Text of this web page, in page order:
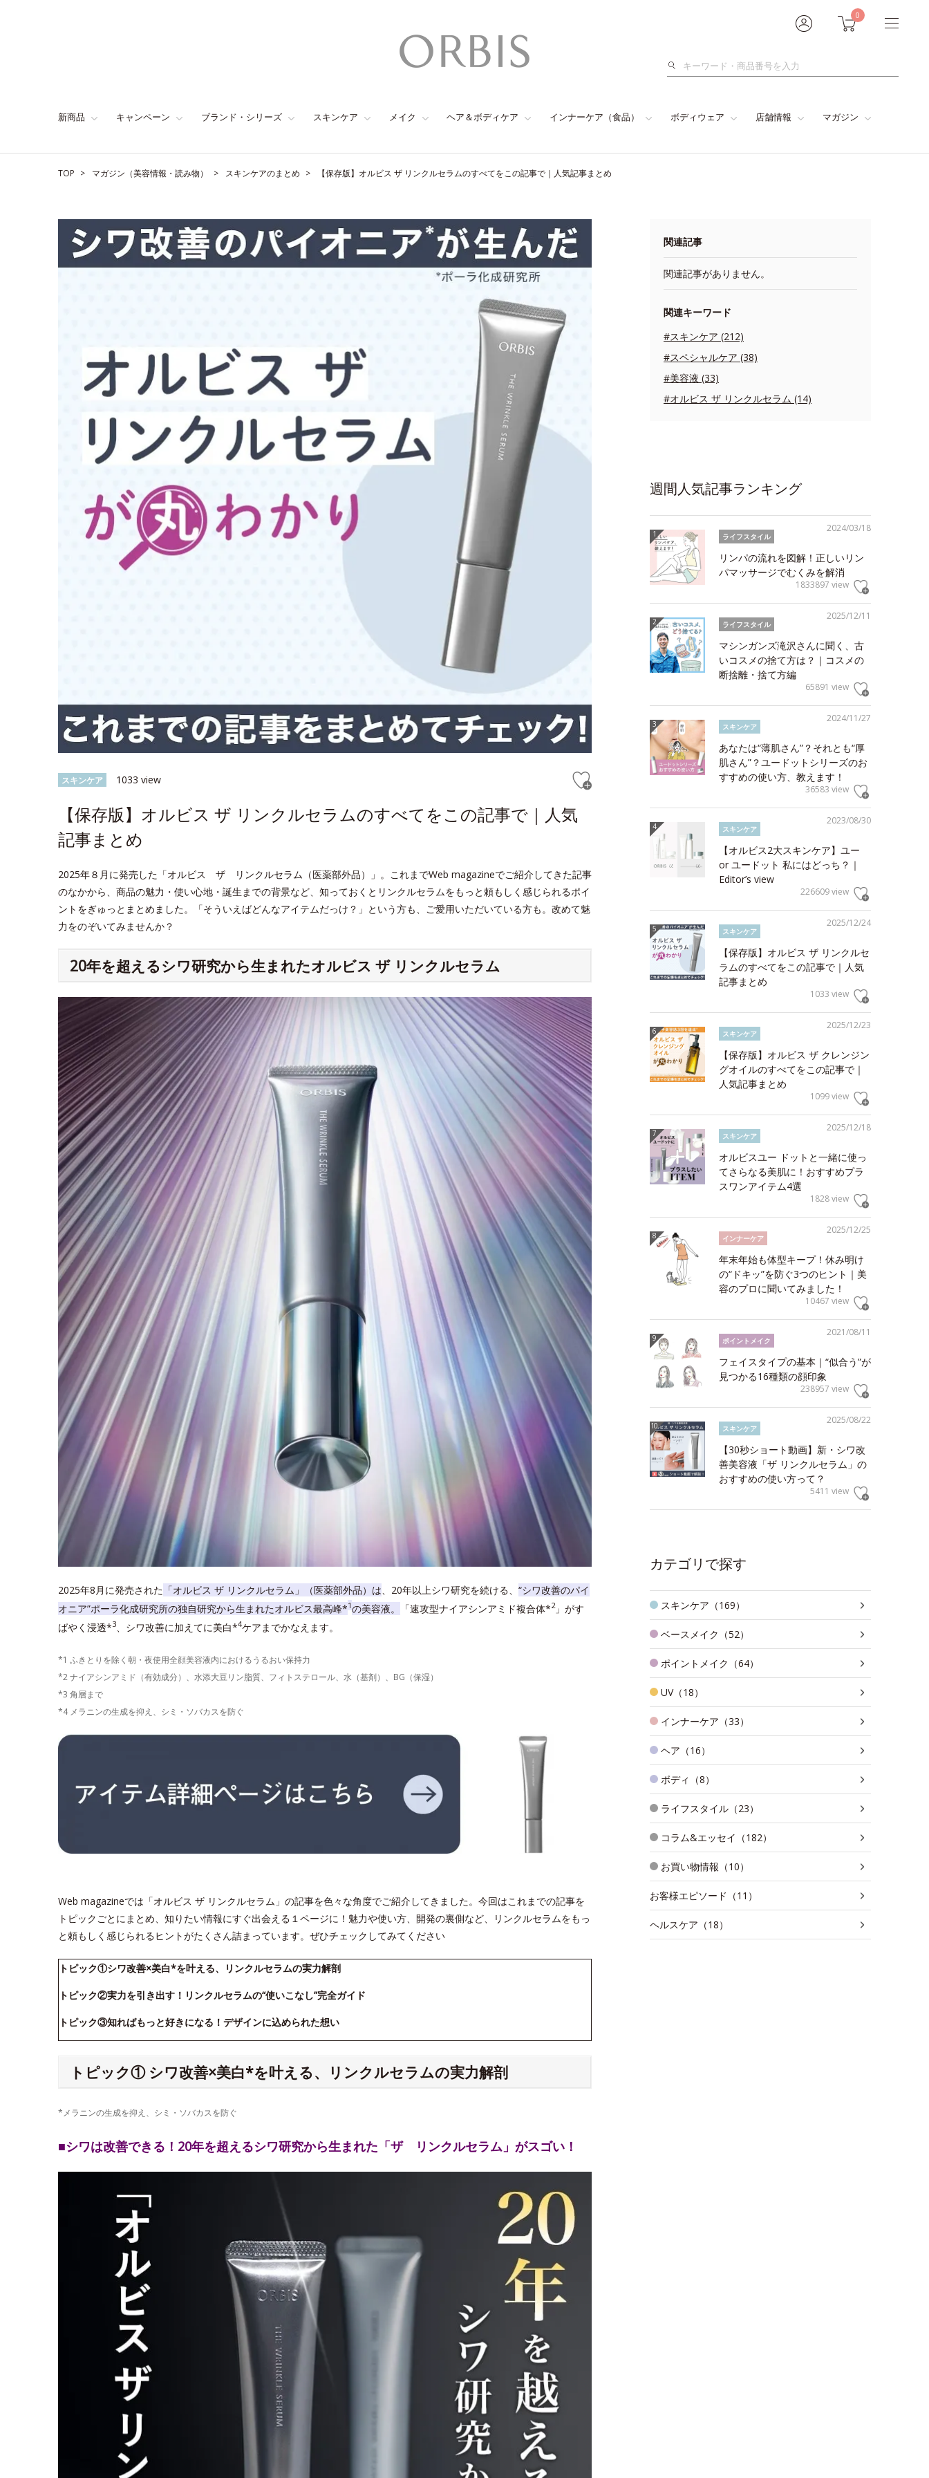
0
検
新商品 キャンペーン ブランド・シリーズ スキンケア メイク ヘア＆ボディケア インナーケア（食品） ボディウェア 店舗情報 マガジン
TOP マガジン（美容情報・読み物） スキンケアのまとめ 【保存版】オルビス ザ リンクルセラムのすべてをこの記事で｜人気記事まとめ
スキンケア 1033 view
【保存版】オルビス ザ リンクルセラムのすべてをこの記事で｜人気
記事まとめ
2025年８月に発売した「オルビス ザ リンクルセラム（医薬部外品）」。これまでWeb magazineでご紹介してきた記事
のなかから、商品の魅力・使い心地・誕生までの背景など、知っておくとリンクルセラムをもっと頼もしく感じられるポイ
ントをぎゅっとまとめました。「そういえばどんなアイテムだっけ？」という方も、ご愛用いただいている方も。改めて魅
力をのぞいてみませんか？
20年を超えるシワ研究から生まれたオルビス ザ リンクルセラム
2025年8月に発売された 「オルビス ザ リンクルセラム」（医薬部外品）は、20年以上シワ研究を続ける、 “シワ改善のパイ
オニア”ポーラ化成研究所の独自研究から生まれたオルビス最高峰*1の美容液。 「速攻型ナイアシンアミド複合体*2」がす
ばやく浸透*3 、シワ改善に加えてに美白*4ケアまでかなえます。
*1 ふきとりを除く朝・夜使用全顔美容液内におけるうるおい保持力
*2 ナイアシンアミド（有効成分）、水添大豆リン脂質、フィトステロール、水（基剤）、BG（保湿）
*3 角層まで
*4 メラニンの生成を抑え、シミ・ソバカスを防ぐ
Web magazineでは「オルビス ザ リンクルセラム」の記事を色々な角度でご紹介してきました。今回はこれまでの記事を
トピックごとにまとめ、知りたい情報にすぐ出会える１ページに！魅力や使い方、開発の裏側など、リンクルセラムをもっ
と頼もしく感じられるヒントがたくさん詰まっています。ぜひチェックしてみてください
トピック①シワ改善×美白*を叶える、リンクルセラムの実力解剖
トピック②実力を引き出す！リンクルセラムの“使いこなし”完全ガイド
トピック③知ればもっと好きになる！デザインに込められた想い
トピック① シワ改善×美白*を叶える、リンクルセラムの実力解剖
*メラニンの生成を抑え、シミ・ソバカスを防ぐ
■シワは改善できる！20年を超えるシワ研究から生まれた「ザ リンクルセラム」がスゴい！
関連記事
関連記事がありません。
関連キーワード
#スキンケア (212)
#スペシャルケア (38)
#美容液 (33)
#オルビス ザ リンクルセラム (14)
週間人気記事ランキング
2024/03/18
ライフスタイル
リンパの流れを図解！正しいリン
パマッサージでむくみを解消
1833897 view
2025/12/11
ライフスタイル
マシンガンズ滝沢さんに聞く、古
いコスメの捨て方は？｜コスメの
断捨離・捨て方編
65891 view
2024/11/27
スキンケア
あなたは“薄肌さん”？それとも“厚
肌さん”？ユードットシリーズのお
すすめの使い方、教えます！
36583 view
2023/08/30
スキンケア
【オルビス2大スキンケア】ユー
or ユードット 私にはどっち？｜
Editor’s view
226609 view
2025/12/24
スキンケア
【保存版】オルビス ザ リンクルセ
ラムのすべてをこの記事で｜人気
記事まとめ
1033 view
2025/12/23
スキンケア
【保存版】オルビス ザ クレンジン
グオイルのすべてをこの記事で｜
人気記事まとめ
1099 view
2025/12/18
スキンケア
オルビスユー ドットと一緒に使っ
てさらなる美肌に！おすすめプラ
スワンアイテム4選
1828 view
2025/12/25
インナーケア
年末年始も体型キープ！休み明け
の“ドキッ”を防ぐ3つのヒント｜美
容のプロに聞いてみました！
10467 view
2021/08/11
ポイントメイク
フェイスタイプの基本｜“似合う”が
見つかる16種類の顔印象
238957 view
2025/08/22
スキンケア
【30秒ショート動画】新・シワ改
善美容液「ザ リンクルセラム」の
おすすめの使い方って？
5411 view
カテゴリで探す
スキンケア（169）
ベースメイク（52）
ポイントメイク（64）
UV（18）
インナーケア（33）
ヘア（16）
ボディ（8）
ライフスタイル（23）
コラム&エッセイ（182）
お買い物情報（10）
お客様エピソード（11）
ヘルスケア（18）